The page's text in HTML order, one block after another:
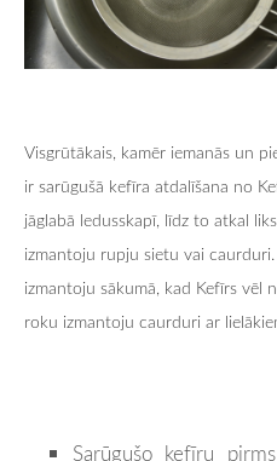
Visgrūtākais, kamēr iemanās un
ir sarūgušā kefīra atdalīšana no
jāglabā ledusskapī, līdz to atkal
izmantoju rupju sietu vai
izmantoju sākumā, kad Kefīrs vēl
roku izmantoju caurduri ar
Sarūgušo kefīru